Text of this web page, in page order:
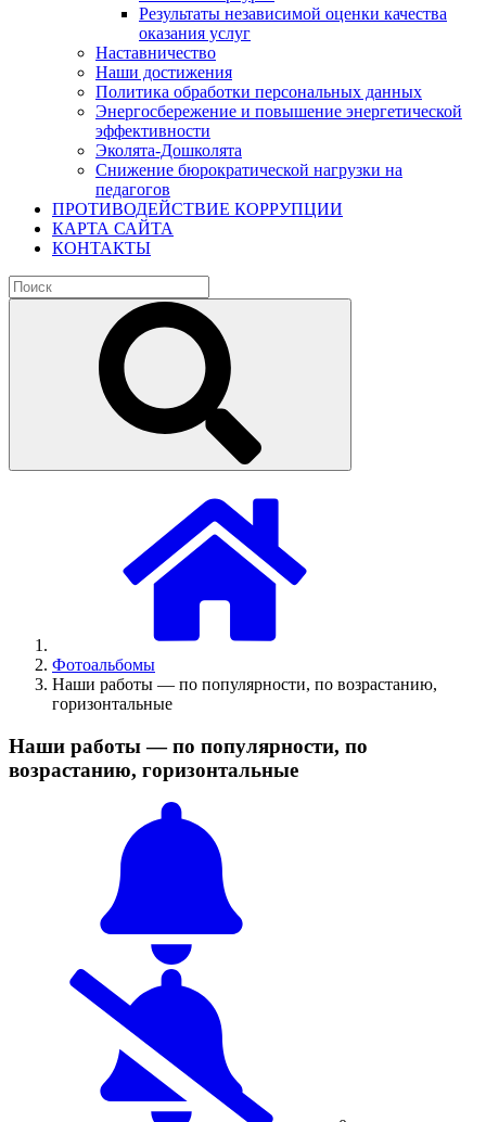
Результаты независимой оценки качества
оказания услуг
Наставничество
Наши достижения
Политика обработки персональных данных
Энергосбережение и повышение энергетической
эффективности
Эколята-Дошколята
Снижение бюрократической нагрузки на
педагогов
ПРОТИВОДЕЙСТВИЕ КОРРУПЦИИ
КАРТА САЙТА
КОНТАКТЫ
Фотоальбомы
Наши работы — по популярности, по возрастанию,
горизонтальные
Наши работы — по популярности, по
возрастанию, горизонтальные